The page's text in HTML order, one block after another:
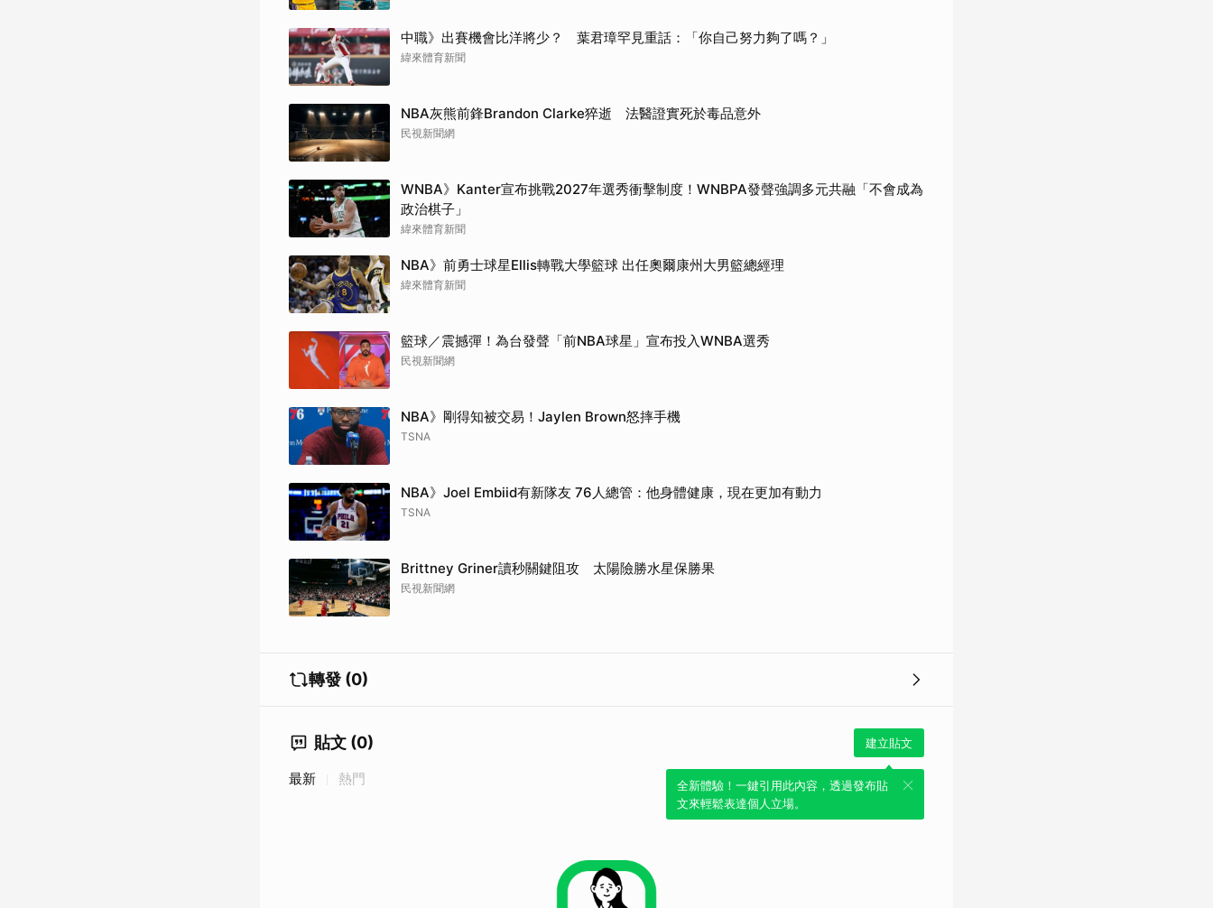
中職》出賽機會比洋將少？ 葉君璋罕見重話：「你自己努力夠了嗎？」
緯來體育新聞
NBA灰熊前鋒Brandon Clarke猝逝 法醫證實死於毒品意外
民視新聞網
WNBA》Kanter宣布挑戰2027年選秀衝擊制度！WNBPA發聲強調多元共融「不會成為
政治棋子」
緯來體育新聞
NBA》前勇士球星Ellis轉戰大學籃球 出任奧爾康州大男籃總經理
緯來體育新聞
籃球／震撼彈！為台發聲「前NBA球星」宣布投入WNBA選秀
民視新聞網
NBA》剛得知被交易！Jaylen Brown怒摔手機
TSNA
NBA》Joel Embiid有新隊友 76人總管：他身體健康，現在更加有動力
TSNA
Brittney Griner讀秒關鍵阻攻 太陽險勝水星保勝果
民視新聞網
轉發 (0)
貼文 (0) 建立貼文
全新體驗！一鍵引用此內容，透過發布貼
文來輕鬆表達個人立場。
最新 熱門